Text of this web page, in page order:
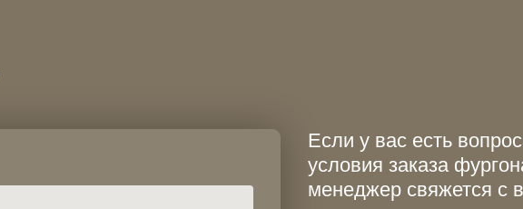
Если у вас есть
условия заказа
менеджер свяжется с